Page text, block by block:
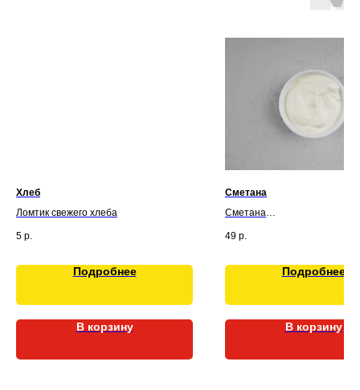
Хлеб
Ломтик свежего хлеба
5 р.
Подробнее
В корзину
Сметана
Сметана
49 р.
Подробнее
В корзину